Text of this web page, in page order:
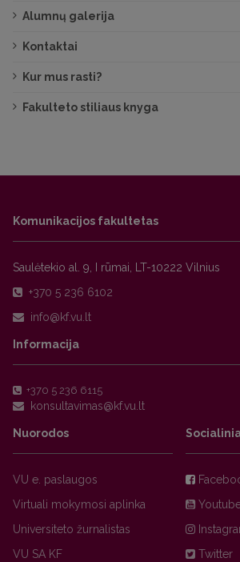
Alumnų galerija
Kontaktai
Kur mus rasti?
Fakulteto stiliaus knyga
Komunikacijos fakultetas
Saulėtekio al. 9, I rūmai, LT-10222 Vilnius
+370 5 236 6102
Informacija
+370 5 236 6115
Nuorodos
VU e. paslaugos
Virtuali mokymosi aplinka
Universiteto žurnalistas
VU SA KF
Twitter